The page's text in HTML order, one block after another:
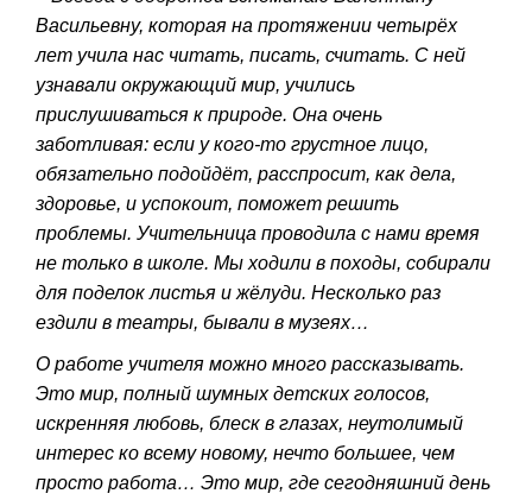
Васильевну, которая на протяжении четырёх
лет учила нас читать, писать, считать. С ней
узнавали окружающий мир, учились
прислушиваться к природе. Она очень
заботливая: если у кого-то грустное лицо,
обязательно подойдёт, расспросит, как дела,
здоровье, и успокоит, поможет решить
проблемы. Учительница проводила с нами время
не только в школе. Мы ходили в походы, собирали
для поделок листья и жёлуди. Несколько раз
ездили в театры, бывали в музеях…
О работе учителя можно много рассказывать.
Это мир, полный шумных детских голосов,
искренняя любовь, блеск в глазах, неутолимый
интерес ко всему новому, нечто большее, чем
просто работа… Это мир, где сегодняшний день